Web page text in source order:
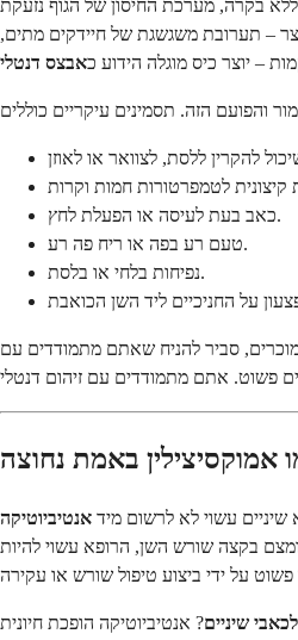
בקרה, מערכת החיסון של הגוף נזעקת
– תערובת משגשגת של חיידקים מתים,
– יוצר כיס מוגלה הידוע כאבצס דנטלי
כאב בעת לעיסה או הפעלת לחץ.
טעם רע בפה או ריח פה רע.
נפיחות בלחי או בלסת.
סביר להניח שאתם מתמודדים עם
עשוי לא לרשום מיד אנטיביוטיקה
בקצה שורש השן, הרופא עשוי להיות
שיניים? אנטיביוטיקה הופכת חיונית